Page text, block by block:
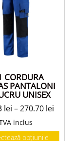
CORDURA
PANTALONI
UNISEX
lei –270.70 lei
inclus
opțiunile